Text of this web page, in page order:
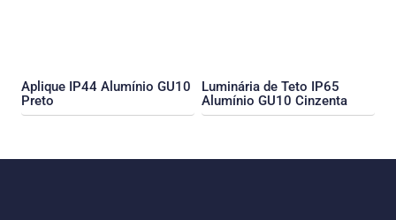
Aplique IP44 Alumínio GU10
Preto
Luminária de Teto IP65
Alumínio GU10 Cinzenta